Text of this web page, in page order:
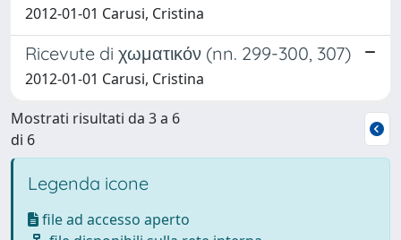
2012-01-01 Carusi, Cristina
Ricevute di χωματικόν (nn. 299-300, 307)
2012-01-01 Carusi, Cristina
Mostrati risultati da 3 a 6
di 6
Legenda icone
file ad accesso aperto